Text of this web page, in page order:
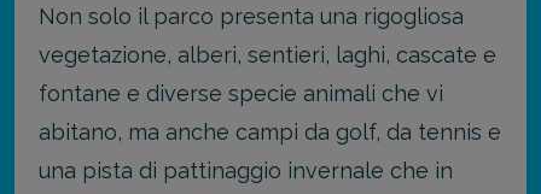
Non solo il parco presenta una rigogliosa
vegetazione, alberi, sentieri, laghi, cascate e
fontane e diverse specie animali che vi
abitano, ma anche campi da golf, da tennis e
una pista di pattinaggio invernale che in